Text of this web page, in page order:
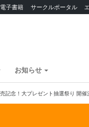
電子書籍 サークルポータル
お知らせ
記念！大プレゼント抽選祭り 開催